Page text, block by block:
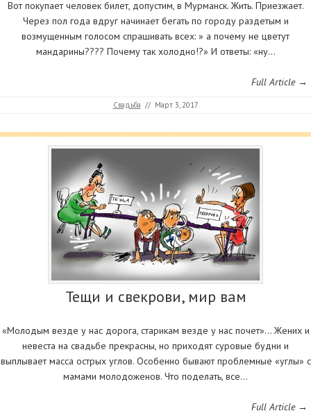
Вот покупает человек билет, допустим, в Мурманск. Жить. Приезжает.
Через пол года вдруг начинает бегать по городу раздетым и
возмущенным голосом спрашивать всех: » а почему не цветут
мандарины???? Почему так холодно!?» И ответы: «ну…
Full Article →
Свадьба // Март 3, 2017
Тещи и свекрови, мир вам
«Молодым везде у нас дорога, старикам везде у нас почет»… Жених и
невеста на свадьбе прекрасны, но приходят суровые будни и
выплывает масса острых углов. Особенно бывают проблемные «углы» с
мамами молодоженов. Что поделать, все…
Full Article →